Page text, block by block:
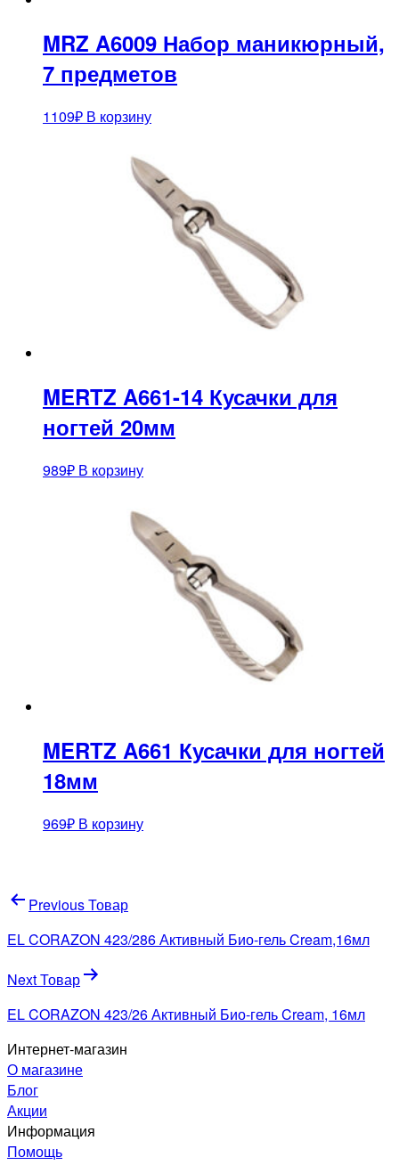
MRZ A6009 Набор маникюрный,
7 предметов
1109₽ В корзину
MERTZ A661-14 Кусачки для
ногтей 20мм
989₽ В корзину
MERTZ A661 Кусачки для ногтей
18мм
969₽ В корзину
Навигация
по
записям
Previous Товар
EL CORAZON 423/286 Активный Био-гель Cream,16мл
Next Товар
EL CORAZON 423/26 Активный Био-гель Cream, 16мл
Интернет-магазин
О магазине
Блог
Акции
Информация
Помощь